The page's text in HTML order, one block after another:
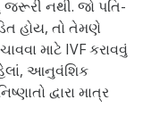
નથી. જો પતિ-
હોય, તો તેમણે
માટે IVF કરાવવું
આનુવંશિક
દ્વારા માત્ર